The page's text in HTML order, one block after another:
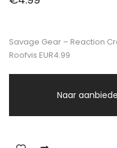
Savage Gear – Reaction
Roofvis EUR4.99
Naar